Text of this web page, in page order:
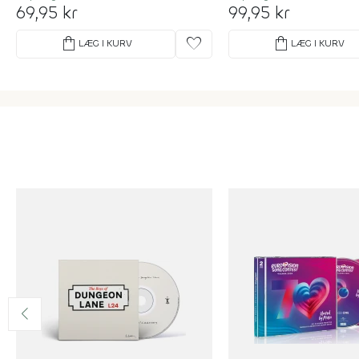
69,95 kr
shopping_bag LÆG I KURV favorite
99,95 kr
shopping_bag LÆG I KURV